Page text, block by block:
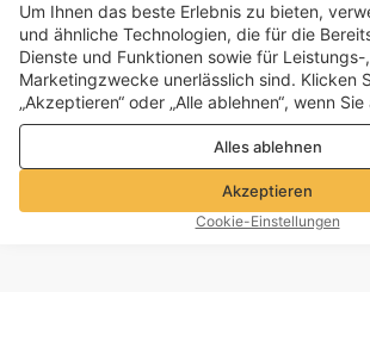
Um Ihnen das beste Erlebnis zu bieten,
und ähnliche Technologien, die für die
Dienste und Funktionen sowie für
Marketingzwecke unerlässlich sind. Klicken
„Akzeptieren“ oder „Alle ablehnen“, wenn
Leistungs-, Analyse- und Marketingzwecke
ablehnen möchten. Weitere Informationen
Datenschutz- und Cookie-Richtlinie
Alles ablehnen
Akzeptieren
Cookie-Einstellungen